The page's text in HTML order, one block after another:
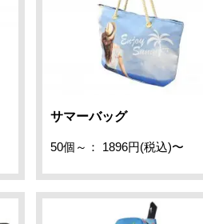
サマーバッグ
50個～： 1896円(税込)〜